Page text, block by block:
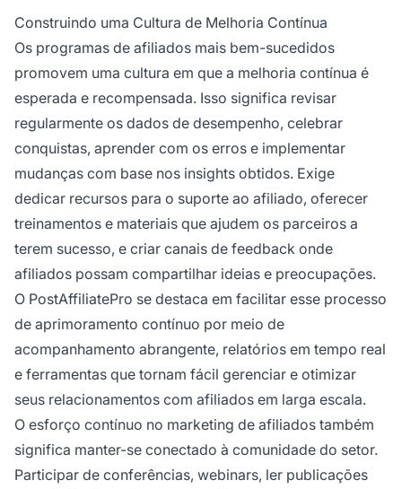
Construindo uma Cultura de Melhoria Contínua
Os programas de afiliados mais bem-sucedidos
promovem uma cultura em que a melhoria contínua é
esperada e recompensada. Isso significa revisar
regularmente os dados de desempenho, celebrar
conquistas, aprender com os erros e implementar
mudanças com base nos insights obtidos. Exige
dedicar recursos para o suporte ao afiliado, oferecer
treinamentos e materiais que ajudem os parceiros a
terem sucesso, e criar canais de feedback onde
afiliados possam compartilhar ideias e preocupações.
O PostAffiliatePro se destaca em facilitar esse processo
de aprimoramento contínuo por meio de
acompanhamento abrangente, relatórios em tempo real
e ferramentas que tornam fácil gerenciar e otimizar
seus relacionamentos com afiliados em larga escala.
O esforço contínuo no marketing de afiliados também
significa manter-se conectado à comunidade do setor.
Participar de conferências, webinars, ler publicações